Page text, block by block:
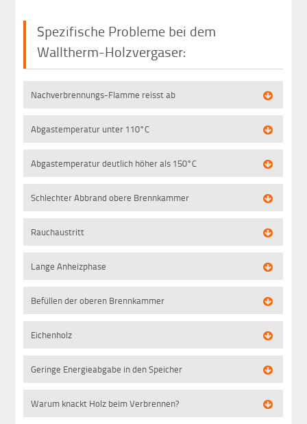
Spezifische Probleme bei dem
Walltherm-Holzvergaser:
Nachverbrennungs-Flamme reisst ab
Abgastemperatur unter 110°C
Abgastemperatur deutlich höher als 150°C
Schlechter Abbrand obere Brennkammer
Rauchaustritt
Lange Anheizphase
Befüllen der oberen Brennkammer
Eichenholz
Geringe Energieabgabe in den Speicher
Warum knackt Holz beim Verbrennen?